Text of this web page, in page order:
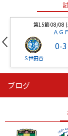
第15節 08/08
ＡＧＦ
Ｓ世田谷
0-3
ニッパ
ニッパツ
ブログ